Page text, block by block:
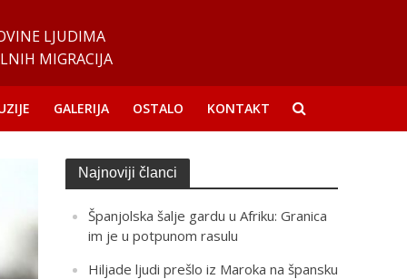
LJUDIMA
MIGRACIJA
GALERIJA OSTALO KONTAKT
Najnoviji članci
Španjolska šalje gardu u Afriku: Granica
im je u potpunom rasulu
Hiljade ljudi prešlo iz Maroka na špansku